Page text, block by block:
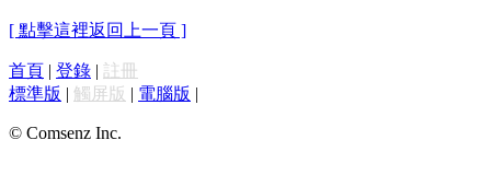
[ 點擊這裡返回上一頁 ]
首頁 | 登錄 | 註冊
標準版 | 觸屏版 | 電腦版 |
© Comsenz Inc.